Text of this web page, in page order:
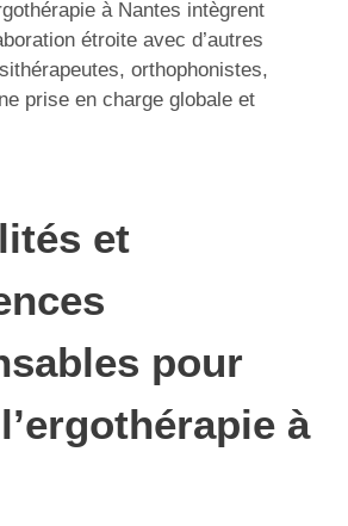
à Nantes intègrent
étroite avec d’autres
orthophonistes,
prise en charge globale et
et
pour
à